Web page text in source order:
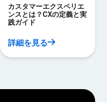
カスタマーエクスペリエ
ンスとは？CXの定義と実
践ガイド
詳細を見る